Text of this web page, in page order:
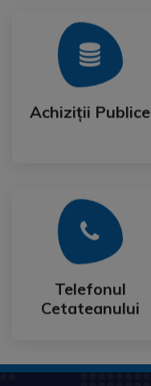
Achiziții Publice
Achiziții Publice
Mai Mult
Telefonul
Cetateanului
Telefonul
Cetateanului
Mai Mult